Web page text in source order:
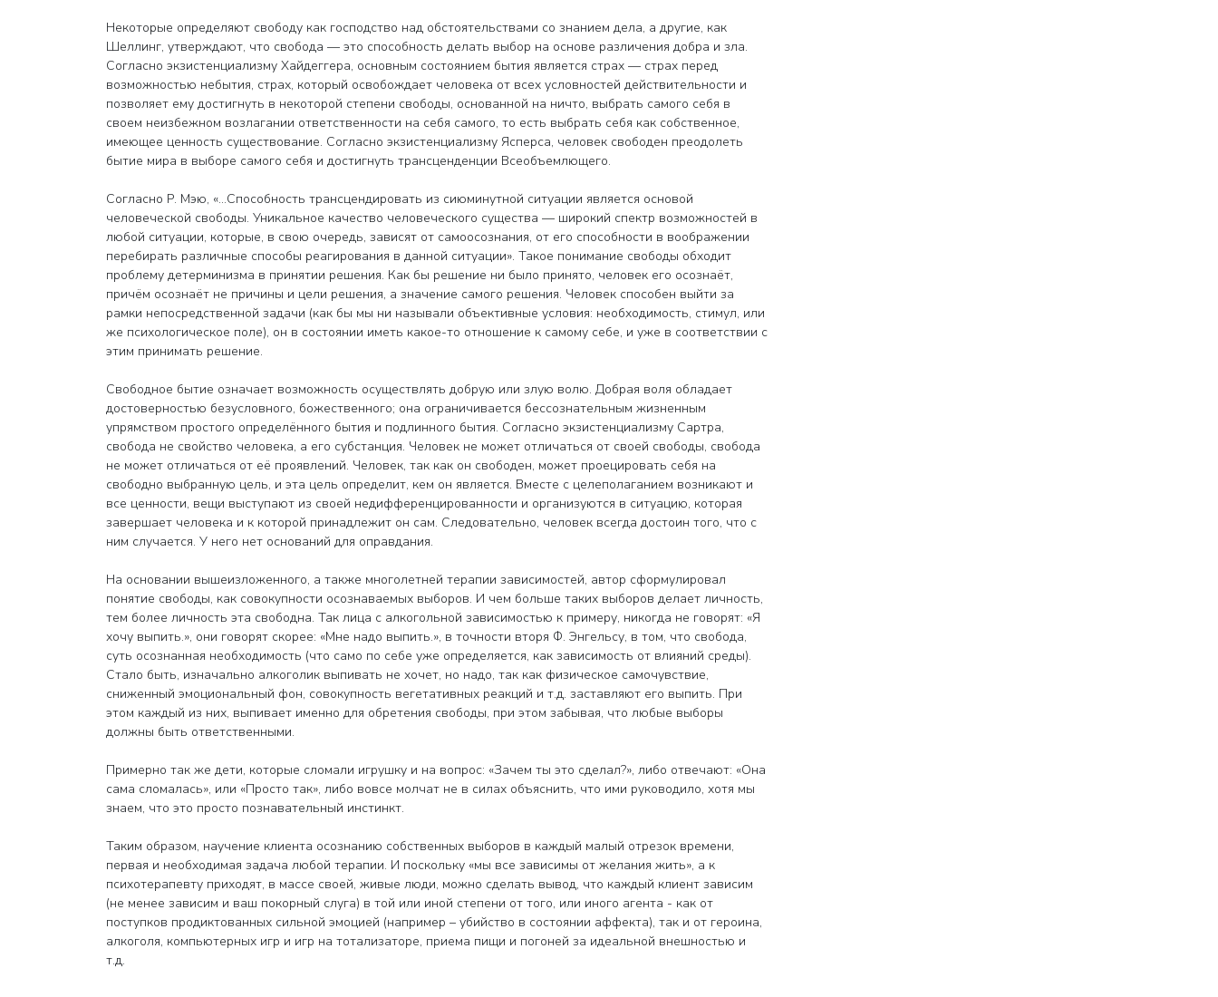
Некоторые определяют свободу как господство над обстоятельствами со знанием дела, а другие, как
Шеллинг, утверждают, что свобода — это способность делать выбор на основе различения добра и зла.
Согласно экзистенциализму Хайдеггера, основным состоянием бытия является страх — страх перед
возможностью небытия, страх, который освобождает человека от всех условностей действительности и
позволяет ему достигнуть в некоторой степени свободы, основанной на ничто, выбрать самого себя в
своем неизбежном возлагании ответственности на себя самого, то есть выбрать себя как собственное,
имеющее ценность существование. Согласно экзистенциализму Ясперса, человек свободен преодолеть
бытие мира в выборе самого себя и достигнуть трансценденции Всеобъемлющего.
Согласно Р. Мэю, «…Способность трансцендировать из сиюминутной ситуации является основой
человеческой свободы. Уникальное качество человеческого существа — широкий спектр возможностей в
любой ситуации, которые, в свою очередь, зависят от самоосознания, от его способности в воображении
перебирать различные способы реагирования в данной ситуации». Такое понимание свободы обходит
проблему детерминизма в принятии решения. Как бы решение ни было принято, человек его осознаёт,
причём осознаёт не причины и цели решения, а значение самого решения. Человек способен выйти за
рамки непосредственной задачи (как бы мы ни называли объективные условия: необходимость, стимул, или
же психологическое поле), он в состоянии иметь какое-то отношение к самому себе, и уже в соответствии с
этим принимать решение.
Свободное бытие означает возможность осуществлять добрую или злую волю. Добрая воля обладает
достоверностью безусловного, божественного; она ограничивается бессознательным жизненным
упрямством простого определённого бытия и подлинного бытия. Согласно экзистенциализму Сартра,
свобода не свойство человека, а его субстанция. Человек не может отличаться от своей свободы, свобода
не может отличаться от её проявлений. Человек, так как он свободен, может проецировать себя на
свободно выбранную цель, и эта цель определит, кем он является. Вместе с целеполаганием возникают и
все ценности, вещи выступают из своей недифференцированности и организуются в ситуацию, которая
завершает человека и к которой принадлежит он сам. Следовательно, человек всегда достоин того, что с
ним случается. У него нет оснований для оправдания.
На основании вышеизложенного, а также многолетней терапии зависимостей, автор сформулировал
понятие свободы, как совокупности осознаваемых выборов. И чем больше таких выборов делает личность,
тем более личность эта свободна. Так лица с алкогольной зависимостью к примеру, никогда не говорят: «Я
хочу выпить.», они говорят скорее: «Мне надо выпить.», в точности вторя Ф. Энгельсу, в том, что свобода,
суть осознанная необходимость (что само по себе уже определяется, как зависимость от влияний среды).
Стало быть, изначально алкоголик выпивать не хочет, но надо, так как физическое самочувствие,
сниженный эмоциональный фон, совокупность вегетативных реакций и т.д. заставляют его выпить. При
этом каждый из них, выпивает именно для обретения свободы, при этом забывая, что любые выборы
должны быть ответственными.
Примерно так же дети, которые сломали игрушку и на вопрос: «Зачем ты это сделал?», либо отвечают: «Она
сама сломалась», или «Просто так», либо вовсе молчат не в силах объяснить, что ими руководило, хотя мы
знаем, что это просто познавательный инстинкт.
Таким образом, научение клиента осознанию собственных выборов в каждый малый отрезок времени,
первая и необходимая задача любой терапии. И поскольку «мы все зависимы от желания жить», а к
психотерапевту приходят, в массе своей, живые люди, можно сделать вывод, что каждый клиент зависим
(не менее зависим и ваш покорный слуга) в той или иной степени от того, или иного агента - как от
поступков продиктованных сильной эмоцией (например – убийство в состоянии аффекта), так и от героина,
алкоголя, компьютерных игр и игр на тотализаторе, приема пищи и погоней за идеальной внешностью и
т.д.